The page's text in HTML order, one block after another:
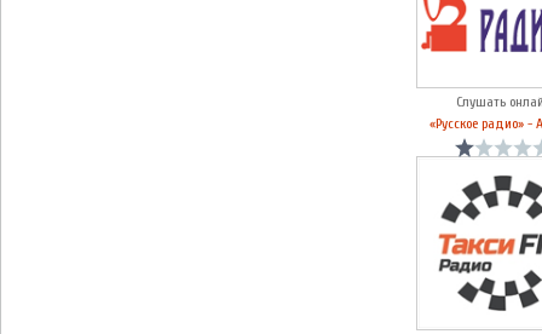
Слушать
«Русское радио» -